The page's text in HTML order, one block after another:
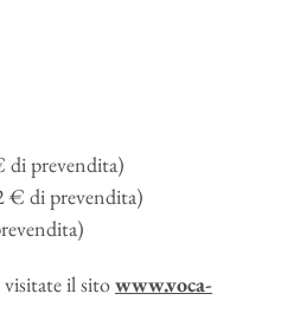
di prevendita)
€ di prevendita)
il sitowww.voca-